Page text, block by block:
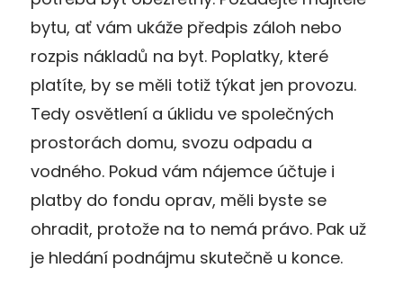
bytu, ať vám ukáže předpis záloh nebo
rozpis nákladů na byt. Poplatky, které
platíte, by se měli totiž týkat jen provozu.
Tedy osvětlení a úklidu ve společných
prostorách domu, svozu odpadu a
vodného. Pokud vám nájemce účtuje i
platby do fondu oprav, měli byste se
ohradit, protože na to nemá právo. Pak už
je hledání podnájmu skutečně u konce.